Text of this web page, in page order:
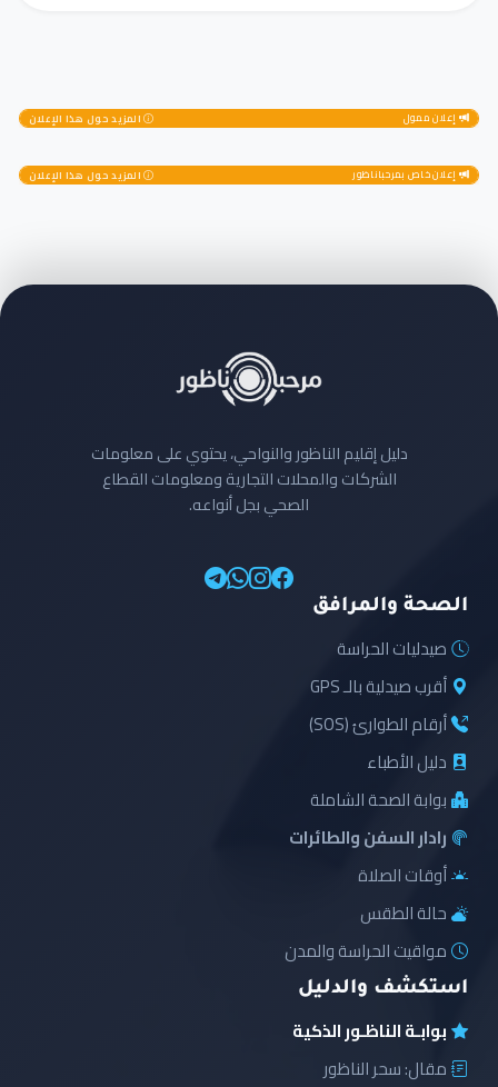
إعلان ممول المزيد حول هذا الإعلان
إعلان خاص بمرحباناظور المزيد حول هذا الإعلان
دليل إقليم الناظور والنواحي، يحتوي على معلومات
الشركات والمحلات التجارية ومعلومات القطاع
الصحي بجل أنواعه.
الصحة والمرافق
صيدليات الحراسة
أقرب صيدلية بالـ GPS
أرقام الطوارئ (SOS)
دليل الأطباء
بوابة الصحة الشاملة
رادار السفن والطائرات
أوقات الصلاة
حالة الطقس
مواقيت الحراسة والمدن
استكشف والدليل
بوابـة الناظـور الذكية
مقال: سحر الناظور